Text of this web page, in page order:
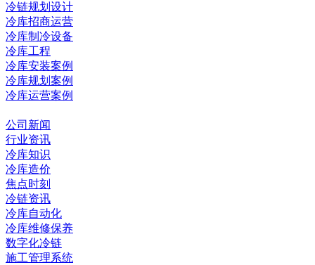
冷链规划设计
冷库招商运营
冷库制冷设备
冷库工程
冷库安装案例
冷库规划案例
冷库运营案例
公司新闻
行业资讯
冷库知识
冷库造价
焦点时刻
冷链资讯
冷库自动化
冷库维修保养
数字化冷链
施工管理系统